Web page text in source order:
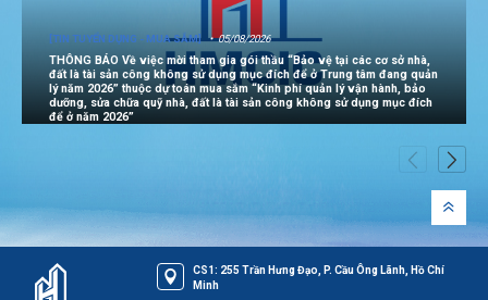
[TIN TUYỂN DỤNG - MUA SẮM] 05/08/2026
THÔNG BÁO Về việc mời tham gia gói thầu “Bảo vệ tại các cơ sở nhà,
đất là tài sản công không sử dụng mục đích để ở Trung tâm đang quản
lý năm 2026” thuộc dự toán mua sắm “Kinh phí quản lý vận hành, bảo
dưỡng, sửa chữa quỹ nhà, đất là tài sản công không sử dụng mục đích
để ở năm 2026”
CS1: 255 Trần Hưng Đạo, P. Cầu Ông Lãnh, Hồ Chí
Minh